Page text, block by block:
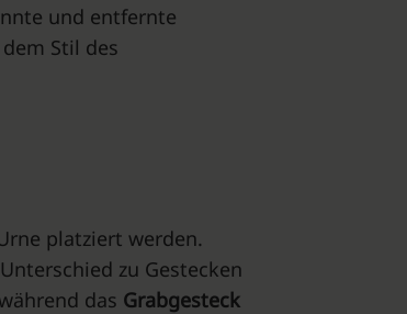
und entfernte
Stil des
platziert werden.
zu Gestecken
das Grabgesteck